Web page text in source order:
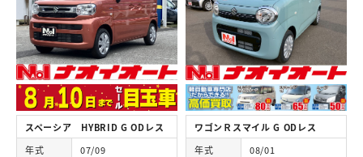
スペーシア HYBRID G ODレス
年式
07/09
ワゴンＲスマイル G ODレス
年式
08/01